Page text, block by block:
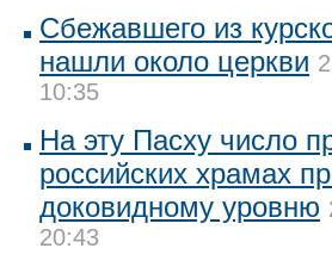
Сбежавшего из
нашли около церкви
10:35
На эту Пасху число
российских храмах
доковидному уровню
20:43